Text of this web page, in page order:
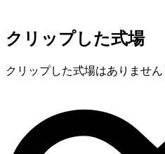
クリップした式場
クリップした式場はありません